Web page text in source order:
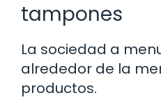
tampones
La sociedad a
alrededor de la
productos.